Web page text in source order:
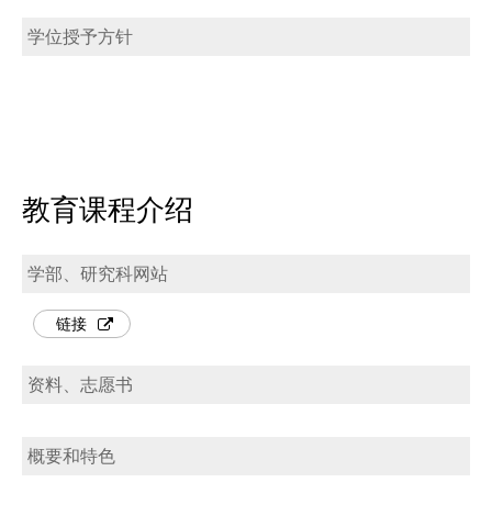
学位授予方针
教育课程介绍
学部、研究科网站
链接
资料、志愿书
概要和特色